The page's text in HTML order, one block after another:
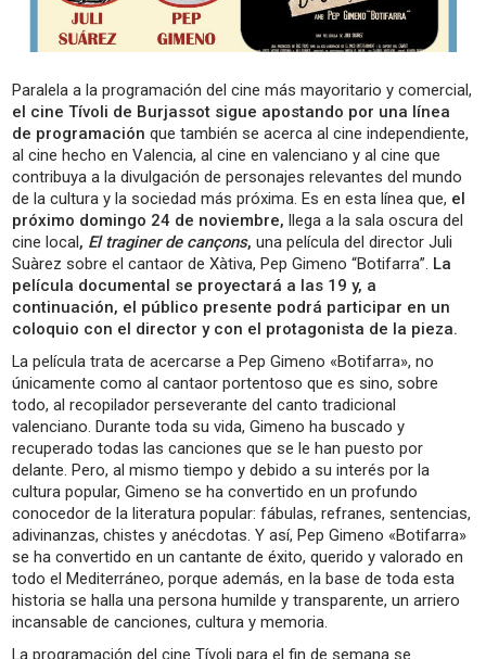
Paralela a la programación del cine más mayoritario y comercial,
el cine Tívoli de Burjassot sigue apostando por una línea
de programación que también se acerca al cine independiente,
al cine hecho en Valencia, al cine en valenciano y al cine que
contribuya a la divulgación de personajes relevantes del mundo
de la cultura y la sociedad más próxima. Es en esta línea que, el
próximo domingo 24 de noviembre,llega a la sala oscura del
cine local, El traginer de cançons,una película del director Juli
Suàrez sobre el cantaor de Xàtiva, Pep Gimeno “Botifarra”. La
película documental se proyectará a las 19 y, a
continuación, el público presente podrá participar en un
coloquio con el director y con el protagonista de la pieza.
La película trata de acercarse a Pep Gimeno «Botifarra», no
únicamente como al cantaor portentoso que es sino, sobre
todo, al recopilador perseverante del canto tradicional
valenciano. Durante toda su vida, Gimeno ha buscado y
recuperado todas las canciones que se le han puesto por
delante. Pero, al mismo tiempo y debido a su interés por la
cultura popular, Gimeno se ha convertido en un profundo
conocedor de la literatura popular: fábulas, refranes, sentencias,
adivinanzas, chistes y anécdotas. Y así, Pep Gimeno «Botifarra»
se ha convertido en un cantante de éxito, querido y valorado en
todo el Mediterráneo, porque además, en la base de toda esta
historia se halla una persona humilde y transparente, un arriero
incansable de canciones, cultura y memoria.
La programación del cine Tívoli para el fin de semana se